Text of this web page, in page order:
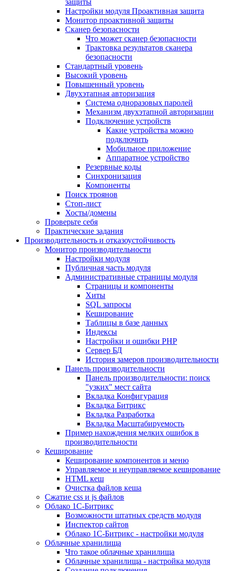
защиты
Настройки модуля Проактивная защита
Монитор проактивной защиты
Сканер безопасности
Что может сканер безопасности
Трактовка результатов сканера
безопасности
Стандартный уровень
Высокий уровень
Повышенный уровень
Двухэтапная авторизация
Система одноразовых паролей
Механизм двухэтапной авторизации
Подключение устройств
Какие устройства можно
подключить
Мобильное приложение
Аппаратное устройство
Резервные коды
Синхронизация
Компоненты
Поиск троянов
Стоп-лист
Хосты/домены
Проверьте себя
Практические задания
Производительность и отказоустойчивость
Монитор производительности
Настройки модуля
Публичная часть модуля
Административные страницы модуля
Страницы и компоненты
Хиты
SQL запросы
Кеширование
Таблицы в базе данных
Индексы
Настройки и ошибки PHP
Сервер БД
История замеров производительности
Панель производительности
Панель производительности: поиск
"узких" мест сайта
Вкладка Конфигурация
Вкладка Битрикс
Вкладка Разработка
Вкладка Масштабируемость
Пример нахождения мелких ошибок в
производительности
Кеширование
Кеширование компонентов и меню
Управляемое и неуправляемое кеширование
HTML кеш
Очистка файлов кеша
Сжатие css и js файлов
Облако 1С-Битрикс
Возможности штатных средств модуля
Инспектор сайтов
Облако 1С-Битрикс - настройки модуля
Облачные хранилища
Что такое облачные хранилища
Облачные хранилища - настройка модуля